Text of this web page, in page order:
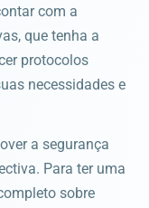
com a
que tenha a
protocolos
necessidades e
a segurança
Para ter uma
sobre